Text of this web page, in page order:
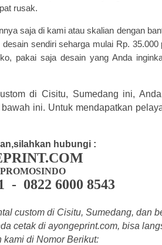
rusak.
saja di kami atau skalian dengan
sendiri seharga mulai Rp. 35.000
pakai saja desain yang Anda
di Cisitu, Sumedang ini,
ini. Untuk mendapatkan
hubungi :
- 0822 6000 8543
custom di Cisitu, Sumedang, dan
cetak di ayongeprint.com, bisa
kami di Nomor Berikut: